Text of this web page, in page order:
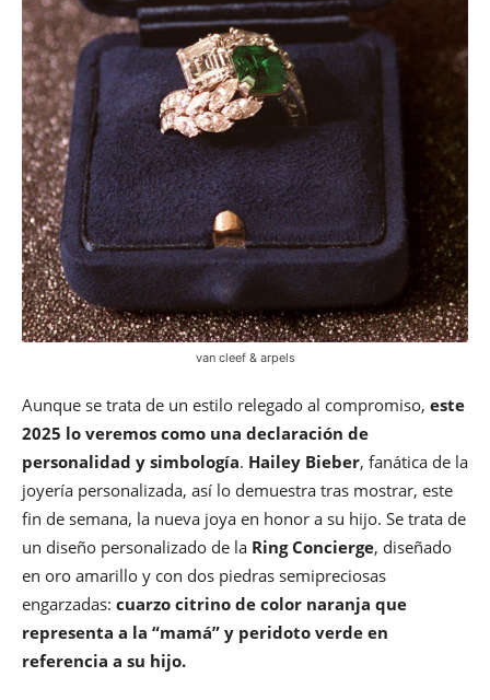
van cleef & arpels
Aunque se trata de un estilo relegado al compromiso, este
2025 lo veremos como una declaración de
personalidad y simbología. Hailey Bieber, fanática de la
joyería personalizada, así lo demuestra tras mostrar, este
fin de semana, la nueva joya en honor a su hijo. Se trata de
un diseño personalizado de la Ring Concierge, diseñado
en oro amarillo y con dos piedras semipreciosas
engarzadas: cuarzo citrino de color naranja que
representa a la “mamá” y peridoto verde en
referencia a su hijo.